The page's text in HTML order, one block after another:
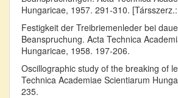
Hungaricae, 1957. 291-310.
Festigkeit der Treibriemenleder bei
Beanspruchung. Acta Technica
Hungaricae, 1958. 197-206.
Oscillographic study of the breaking of
Technica Academiae Scientiarum
235.